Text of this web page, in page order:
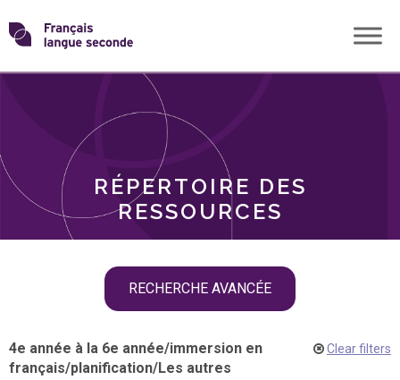
Skip
toTransformons
langue
RÉPERTOIRE DES
RESSOURCES
RECHERCHE AVANCÉE
THÈMES
4e année à la 6e année/immersion en
français/planification/Les autres
Clear filters